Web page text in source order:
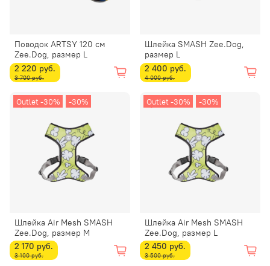
Поводок ARTSY 120 см
Zee.Dog, размер L
2 220 руб.
3 700 руб.
Шлейка SMASH Zee.Dog,
размер L
2 400 руб.
4 000 руб.
Outlet -30% -30%
Шлейка Air Mesh SMASH
Zee.Dog, размер M
2 170 руб.
3 100 руб.
Outlet -30% -30%
Шлейка Air Mesh SMASH
Zee.Dog, размер L
2 450 руб.
3 500 руб.